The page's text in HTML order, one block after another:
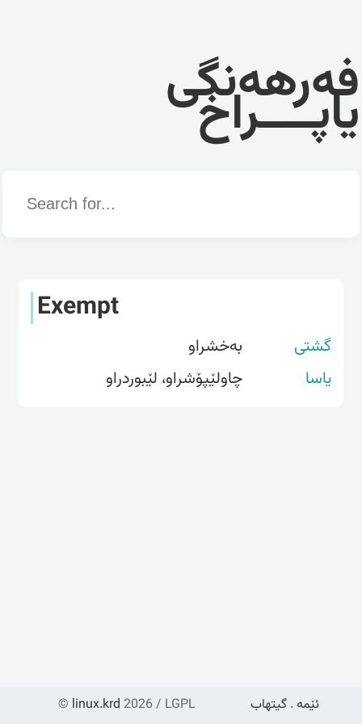
فەرهەنگی
یاپــــراخ
Word
Exempt
گشتی
بەخشراو
یاسا
چاولێپۆشراو، لێبوردراو
© linux.krd 2026 / LGPL ئێمە . گیتهاب